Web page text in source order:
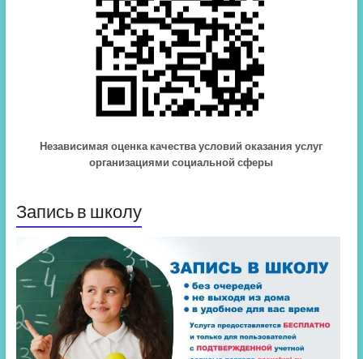
Независимая оценка качества условий оказания услуг
организациями социальной сферы
Запись в школу